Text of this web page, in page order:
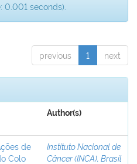
0.001 seconds).
previous 1 next
Author(s)
de
Colo
Instituto Nacional de
Câncer (INCA), Brasil